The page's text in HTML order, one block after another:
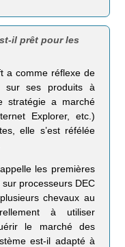
il prêt pour les
a comme réflexe de
sur ses produits à
stratégie a marché
Explorer, etc.)
elle s’est réfélée
les premières
processeurs DEC
chevaux au
à utiliser
le marché des
est-il adapté à